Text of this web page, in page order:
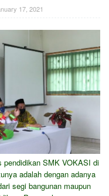
17, 2021
pendidikan SMK VOKASI di
adalah dengan adanya
segi bangunan maupun